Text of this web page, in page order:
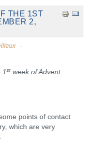
THE 1ST
2,
1stweek of Advent
points of contact
which are very